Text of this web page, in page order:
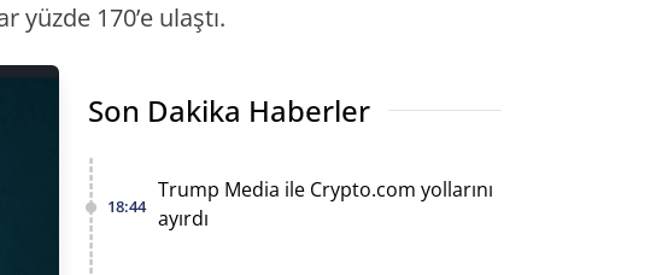
170’e ulaştı.
Son Dakika Haberler
18:44
Trump Media ile Crypto.com yollarını
ayırdı